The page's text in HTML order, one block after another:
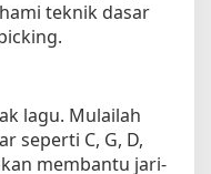
teknik dasar
lagu. Mulailah
seperti C, G, D,
membantu jari-